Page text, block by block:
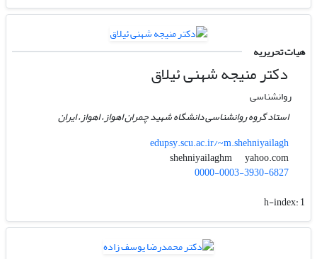
هیات تحریریه
دکتر منیجه شهنی ئیلاق
روانشناسی
استاد گروه روانشناسی دانشگاه شهید چمران اهواز، اهواز، ایران
edupsy.scu.ac.ir/~m.shehniyailagh
shehniyailaghm
yahoo.com
0000-0003-3930-6827
h-index:1